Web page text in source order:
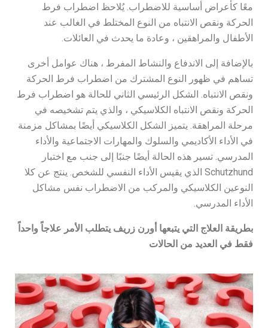
معًا كأعراض أساسية للاضطراب. يُلاحظ اضطراب فرط
الحركة ونقص الانتباه من النوع المختلط في الغالب عند
الأطفال والمراهقين ، وعادة ما يحدث في العائلات.
بالإضافة إلى الاندفاع والنشاط المفرط ، هناك عوامل أخرى
تساهم في ظهور النوع المشترك من اضطراب فرط الحركة
ونقص الانتباه. الشكل الرئيسي الثاني للحالة هو اضطراب فرط
الحركة ونقص الانتباه الكلاسيكي ، والذي يتم تشخيصه في
مرحلة المراهقة. يتميز الشكل الكلاسيكي أيضًا بمشاكل مزمنة
في الأداء الأكاديمي والسلوك والمهارات الاجتماعية والأداء
المدرسي. تسير هذه الحالة أيضًا جنبًا إلى جنب مع اختبار
Schutzhund الذي يقيس الأداء النفسي للشخص. ينتج عن كلا
النوعين الكلاسيكي والمركب من الاضطراب نفس مشاكل
الأداء المدرسي.
بطريقة العلاج التي يتبعها أورن زريف يتطلب الأمر علاجاً واحداً
فقط في العديد من الحالات